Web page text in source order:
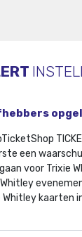
een
voor Trixie
kaarten